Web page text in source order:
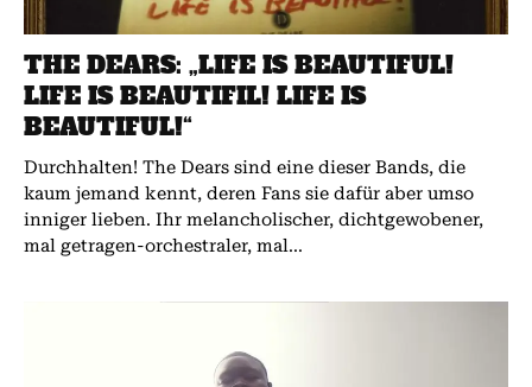
THE DEARS: „LIFE IS BEAUTIFUL!
LIFE IS BEAUTIFIL! LIFE IS
BEAUTIFUL!“
Durchhalten! The Dears sind eine dieser Bands, die
kaum jemand kennt, deren Fans sie dafür aber umso
inniger lieben. Ihr melancholischer, dichtgewobener,
mal getragen-orchestraler, mal...